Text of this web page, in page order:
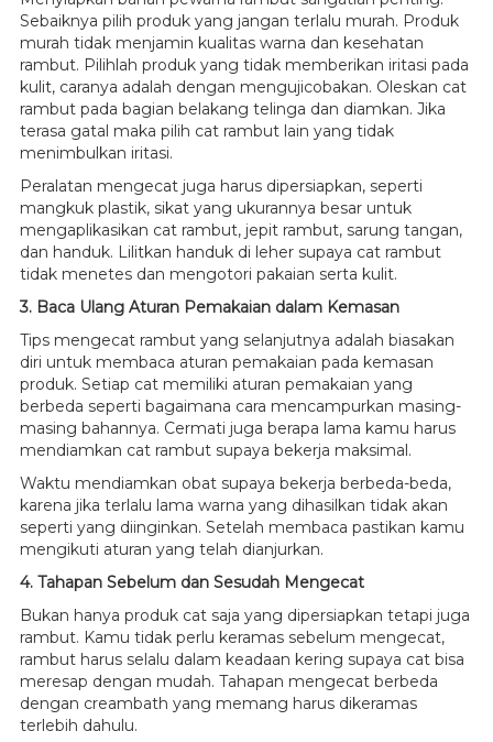
Sebaiknya pilih produk yang jangan terlalu murah. Produk
murah tidak menjamin kualitas warna dan kesehatan
rambut. Pilihlah produk yang tidak memberikan iritasi pada
kulit, caranya adalah dengan mengujicobakan. Oleskan cat
rambut pada bagian belakang telinga dan diamkan. Jika
terasa gatal maka pilih cat rambut lain yang tidak
menimbulkan iritasi.
Peralatan mengecat juga harus dipersiapkan, seperti
mangkuk plastik, sikat yang ukurannya besar untuk
mengaplikasikan cat rambut, jepit rambut, sarung tangan,
dan handuk. Lilitkan handuk di leher supaya cat rambut
tidak menetes dan mengotori pakaian serta kulit.
3. Baca Ulang Aturan Pemakaian dalam Kemasan
Tips mengecat rambut yang selanjutnya adalah biasakan
diri untuk membaca aturan pemakaian pada kemasan
produk. Setiap cat memiliki aturan pemakaian yang
berbeda seperti bagaimana cara mencampurkan masing-
masing bahannya. Cermati juga berapa lama kamu harus
mendiamkan cat rambut supaya bekerja maksimal.
Waktu mendiamkan obat supaya bekerja berbeda-beda,
karena jika terlalu lama warna yang dihasilkan tidak akan
seperti yang diinginkan. Setelah membaca pastikan kamu
mengikuti aturan yang telah dianjurkan.
4. Tahapan Sebelum dan Sesudah Mengecat
Bukan hanya produk cat saja yang dipersiapkan tetapi juga
rambut. Kamu tidak perlu keramas sebelum mengecat,
rambut harus selalu dalam keadaan kering supaya cat bisa
meresap dengan mudah. Tahapan mengecat berbeda
dengan creambath yang memang harus dikeramas
terlebih dahulu.